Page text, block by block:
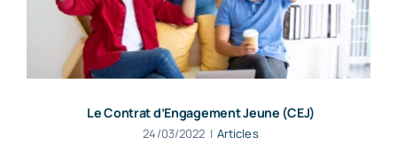
Le Contrat d’Engagement Jeune (CEJ)
24/03/2022 | Articles